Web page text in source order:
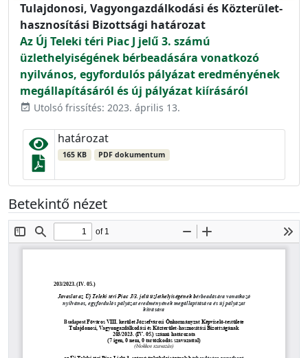
Tulajdonosi, Vagyongazdálkodási és Közterület-
hasznosítási Bizottsági határozat
Az Új Teleki téri Piac J jelű 3. számú
üzlethelyiségének bérbeadására vonatkozó
nyilvános, egyfordulós pályázat eredményének
megállapításáról és új pályázat kiírásáról
event_available Utolsó frissítés: 2023. április 13.
határozat
165 KB PDF dokumentum
Betekintő nézet